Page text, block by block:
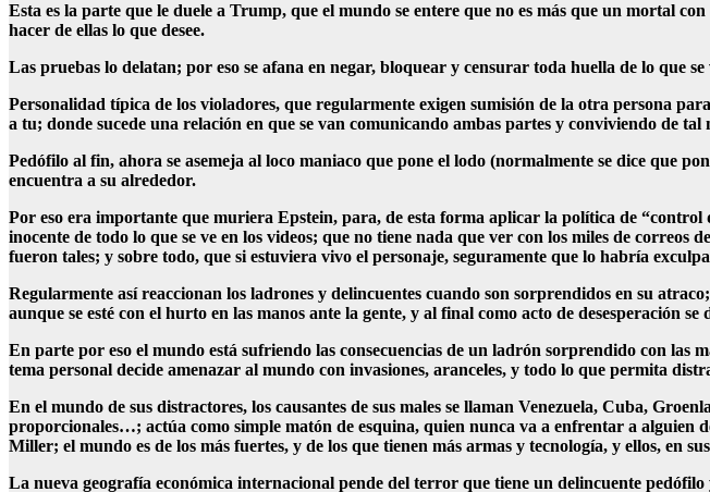
Esta es la parte que le duele a Trump, que el mundo se entere que no es más que un mortal
hacer de ellas lo que desee.
Las pruebas lo delatan; por eso se afana en negar, bloquear y censurar toda huella de lo que
Personalidad típica de los violadores, que regularmente exigen sumisión de la otra persona
a tu; donde sucede una relación en que se van comunicando ambas partes y conviviendo de
Pedófilo al fin, ahora se asemeja al loco maniaco que pone el lodo (normalmente se dice que
encuentra a su alrededor.
Por eso era importante que muriera Epstein, para, de esta forma aplicar la política de
inocente de todo lo que se ve en los videos; que no tiene nada que ver con los miles de
fueron tales; y sobre todo, que si estuviera vivo el personaje, seguramente que lo habría
Regularmente así reaccionan los ladrones y delincuentes cuando son sorprendidos en su
aunque se esté con el hurto en las manos ante la gente, y al final como acto de
En parte por eso el mundo está sufriendo las consecuencias de un ladrón sorprendido con
tema personal decide amenazar al mundo con invasiones, aranceles, y todo lo que permita
En el mundo de sus distractores, los causantes de sus males se llaman Venezuela, Cuba,
proporcionales…; actúa como simple matón de esquina, quien nunca va a enfrentar a alguien
Miller; el mundo es de los más fuertes, y de los que tienen más armas y tecnología, y ellos, en
La nueva geografía económica internacional pende del terror que tiene un delincuente